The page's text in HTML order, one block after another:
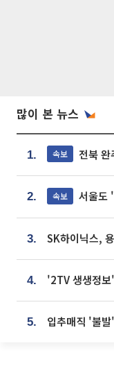
많이 본 뉴스
1. 속보 전북 완
2. 속보 서울도
3.
4.
5. 입추매직 '불